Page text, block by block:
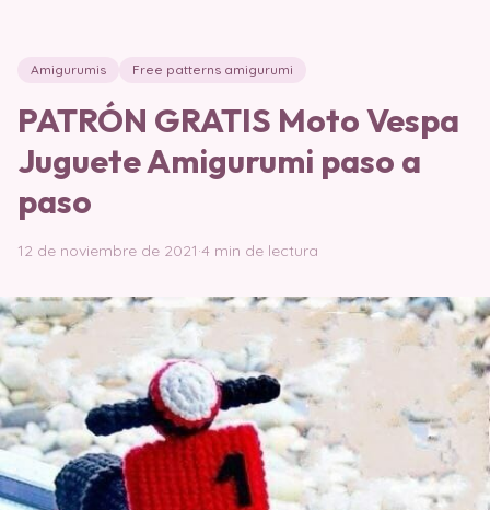
Amigurumis Free patterns amigurumi
PATRÓN GRATIS Moto Vespa
Juguete Amigurumi paso a
paso
12 de noviembre de 2021·4 min de lectura